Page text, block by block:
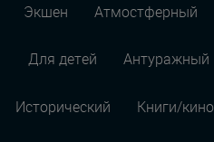
Экшен Атмостферный
Для детей Антуражный
Исторический Книги/кино